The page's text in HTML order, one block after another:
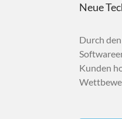
Neue
Durch
Kunden